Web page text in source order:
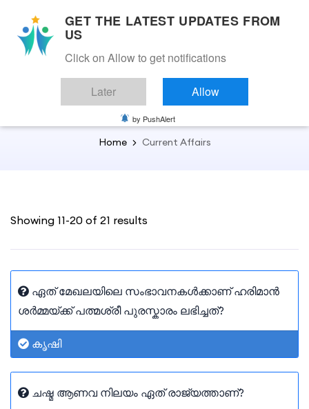
Back to Current Affairs
Current Affairs
Home Current Affairs
Showing 11-20 of 21 results
ഏത് മേഖലയിലെ സംഭാവനകൾക്കാണ് ഹരിമാൻ
ശർമ്മയ്ക്ക് പത്മശ്രീ പുരസ്കാരം ലഭിച്ചത്?
കൃഷി
ചഷ്മ ആണവ നിലയം ഏത് രാജ്യത്താണ്?
GET THE LATEST UPDATES FROM
US
Click on Allow to get notifications
Later Allow
by PushAlert